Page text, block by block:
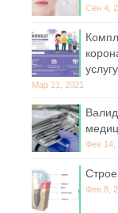
Сен 4,
услугу
Мар 21, 2021
Фев 14,
Фев 8,